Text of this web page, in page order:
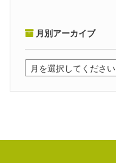
月別アーカイブ